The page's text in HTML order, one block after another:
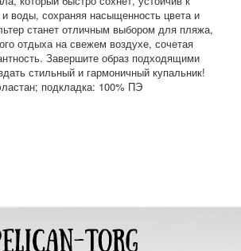
воды, сохраняя насыщенность цвета и
станет отличным выбором для пляжа,
отдыха на свежем воздухе, сочетая
Завершите образ подходящими
стильный и гармоничный купальник!
подкладка: 100% ПЭ